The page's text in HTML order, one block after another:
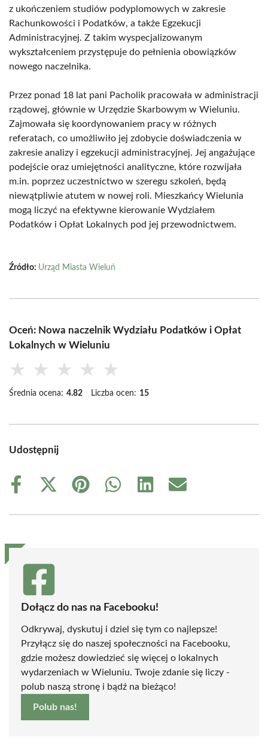
z ukończeniem studiów podyplomowych w zakresie
Rachunkowości i Podatków, a także Egzekucji
Administracyjnej. Z takim wyspecjalizowanym
wykształceniem przystępuje do pełnienia obowiązków
nowego naczelnika.
Przez ponad 18 lat pani Pacholik pracowała w administracji
rządowej, głównie w Urzędzie Skarbowym w Wieluniu.
Zajmowała się koordynowaniem pracy w różnych
referatach, co umożliwiło jej zdobycie doświadczenia w
zakresie analizy i egzekucji administracyjnej. Jej angażujące
podejście oraz umiejętności analityczne, które rozwijała
m.in. poprzez uczestnictwo w szeregu szkoleń, będą
niewątpliwie atutem w nowej roli. Mieszkańcy Wielunia
mogą liczyć na efektywne kierowanie Wydziałem
Podatków i Opłat Lokalnych pod jej przewodnictwem.
Źródło: Urząd Miasta Wieluń
Oceń: Nowa naczelnik Wydziału Podatków i Opłat
Lokalnych w Wieluniu
★ ★ ★ ★ ★
Średnia ocena: 4.82 Liczba ocen: 15
Udostępnij
Share
Share
(Twitter)
Share
Share
Share
Share
Dołącz do nas na Facebooku!
Odkrywaj, dyskutuj i dziel się tym co najlepsze!
Przyłącz się do naszej społeczności na Facebooku,
gdzie możesz dowiedzieć się więcej o lokalnych
wydarzeniach w Wieluniu. Twoje zdanie się liczy -
polub naszą stronę i bądź na bieżąco!
Polub nas!